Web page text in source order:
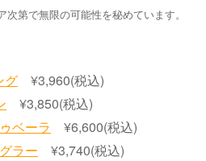
第で無限の可能性を秘めています。
グ ¥3,960(税込)
¥3,850(税込)
ベーラ ¥6,600(税込)
ラー ¥3,740(税込)